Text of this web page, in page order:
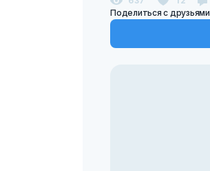
Поделиться с друзьями